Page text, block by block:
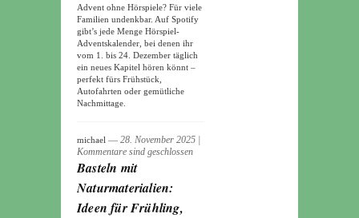
Advent ohne Hörspiele? Für viele
Familien undenkbar. Auf Spotify
gibt’s jede Menge Hörspiel-
Adventskalender, bei denen ihr
vom 1. bis 24. Dezember täglich
ein neues Kapitel hören könnt –
perfekt fürs Frühstück,
Autofahrten oder gemütliche
Nachmittage.
michael ― 28. November 2025
Kommentare sind geschlossen
Basteln mit
Naturmaterialien:
Ideen für Frühling,